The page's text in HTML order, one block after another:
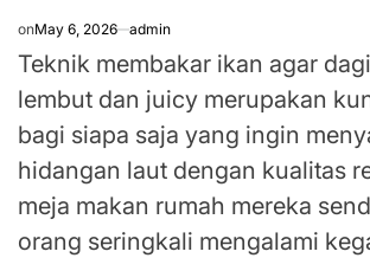
onMay 6, 2026 admin
Teknik membakar ikan agar
lembut dan juicy merupakan
bagi siapa saja yang ingin
hidangan laut dengan kualitas
meja makan rumah mereka
orang seringkali mengalami